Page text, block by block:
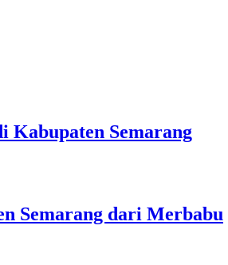
Kabupaten Semarang
Semarang dari Merbabu